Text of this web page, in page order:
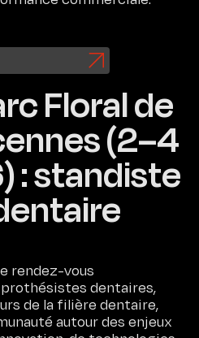
Floral de
(2–4
: standiste
rendez-vous
dentaires,
de la filière dentaire,
autour des enjeux